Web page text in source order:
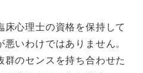
床心理士の資格を保持して
いわけではありません。
のセンスを持ち合わせた